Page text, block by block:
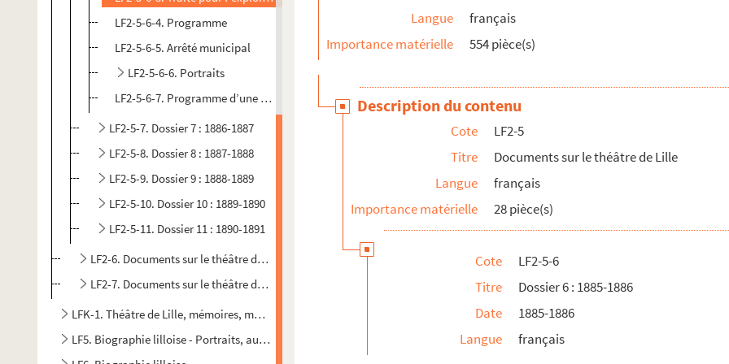
LF2-5-6-4. Programme
LF2-5-6-5. Arrêté municipal
LF2-5-6-6. Portraits
LF2-5-6-7. Programme d’une manifestation Tournai en l’honneur de Noté
LF2-5-7. Dossier 7 : 1886-1887
LF2-5-8. Dossier 8 : 1887-1888
LF2-5-9. Dossier 9 : 1888-1889
LF2-5-10. Dossier 10 : 1889-1890
LF2-5-11. Dossier 11 : 1890-1891
LF2-6. Documents sur le théâtre de Lille
LF2-7. Documents sur le théâtre de Lille
LFK-1. Théâtre de Lille, mémoires, manuscrits, brochures
LF5. Biographie lilloise - Portraits, autographes - Notices sur des personnalités lilloises
Langue
français
Importance matérielle
554 pièce(s)
Description du contenu
Cote
LF2-5
Titre
Documents sur le théâtre de Lille
Langue
français
Importance matérielle
28 pièce(s)
Cote
LF2-5-6
Titre
Dossier 6 : 1885-1886
Date
1885-1886
Langue
français